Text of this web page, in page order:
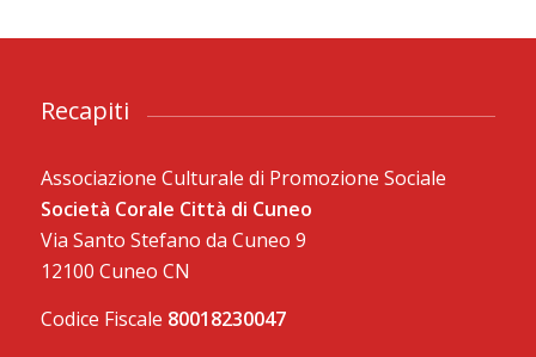
Recapiti
Associazione Culturale di Promozione Sociale
Società Corale Città di Cuneo
Via Santo Stefano da Cuneo 9
12100 Cuneo CN
Codice Fiscale 80018230047